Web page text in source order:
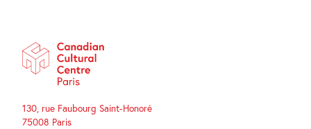
130, rue Faubourg Saint-Honoré
75008 Paris